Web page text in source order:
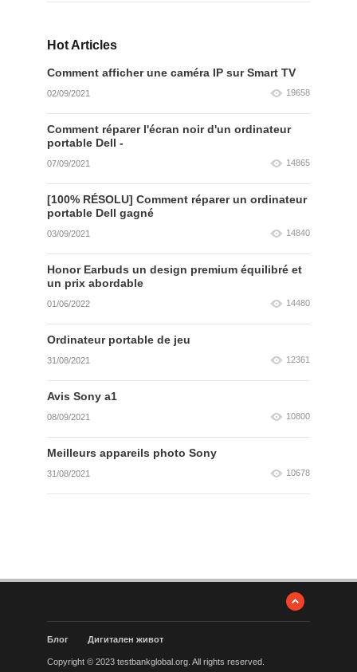
Hot Articles
Comment afficher une caméra IP sur Smart TV
02/09/2021 19658
Comment réparer l'écran noir d'un ordinateur
portable Dell -
07/09/2021 14865
[100% RÉSOLU] Comment réparer un ordinateur
portable Dell gagné
03/09/2021 14840
Honor Earbuds un design premium équilibré et
un prix abordable
01/06/2022 14480
Ordinateur portable de jeu
31/08/2021 12361
Avis Sony a1
08/09/2021 10800
Meilleurs appareils photo Sony
31/08/2021 10678
Блог Дигитален живот
Copyright © 2023 testbankglobal.org. All rights reserved.